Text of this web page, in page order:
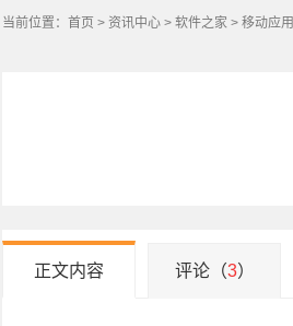
当前位置： 首页 > 资讯中心 > 软件之家 > 移动应用
正文内容 评论（3）